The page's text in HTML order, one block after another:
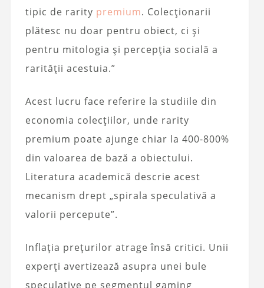
tipic de rarity premium. Colecționarii
plătesc nu doar pentru obiect, ci și
pentru mitologia și percepția socială a
rarității acestuia.”
Acest lucru face referire la studiile din
economia colecțiilor, unde rarity
premium poate ajunge chiar la 400-800%
din valoarea de bază a obiectului.
Literatura academică descrie acest
mecanism drept „spirala speculativă a
valorii percepute”.
Inflația prețurilor atrage însă critici. Unii
experți avertizează asupra unei bule
speculative pe segmentul gaming